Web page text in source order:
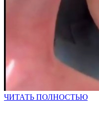
ЧИТАТЬ ПОЛНОСТЬЮ